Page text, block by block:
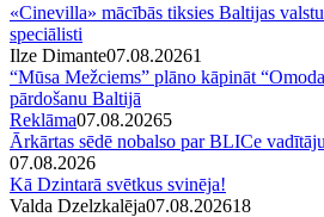
«Cinevilla» mācībās tiksies Baltijas
speciālisti
Ilze Dimante07.08.20261
“Mūsa Mežciems” plāno kāpināt
pārdošanu Baltijā
Reklāma07.08.20265
Ārkārtas sēdē nobalso par BLICe vadītāju
07.08.2026
Kā Dzintarā svētkus svinēja!
Valda Dzelzkalēja07.08.202618